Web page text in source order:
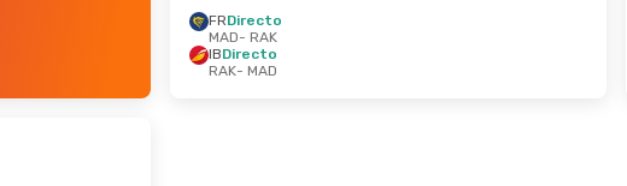
FRDirecto
MAD- RAK
IBDirecto
RAK- MAD